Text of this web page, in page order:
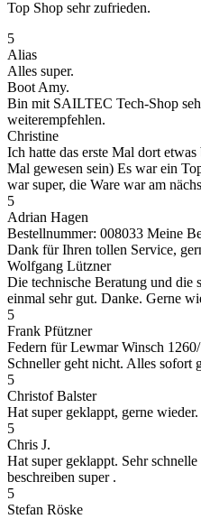
Top Shop sehr zufrieden.
5
Alias
Alles super.
Boot Amy.
Bin mit SAILTEC Tech-Shop
weiterempfehlen.
Christine
Ich hatte das erste Mal dort
Mal gewesen sein) Es war ein
war super, die Ware war am
5
Adrian Hagen
Bestellnummer: 008033 Meine
Dank für Ihren tollen Service,
Wolfgang Lützner
Die technische Beratung und die
einmal sehr gut. Danke. Gerne
5
Frank Pfützner
Federn für Lewmar Winsch
Schneller geht nicht. Alles sofort
5
Christof Balster
Hat super geklappt, gerne wieder.
5
Chris J.
Hat super geklappt. Sehr
beschreiben super .
5
Stefan Röske